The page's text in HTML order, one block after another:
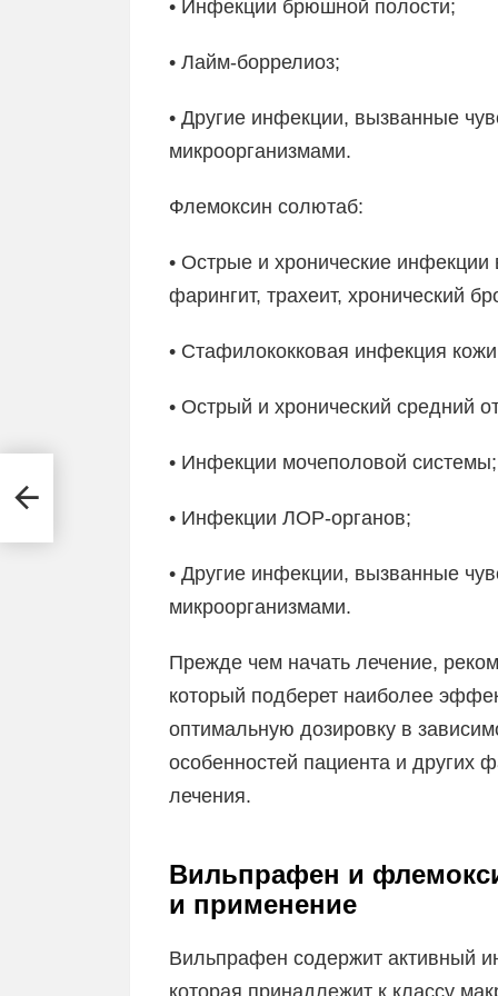
• Инфекции брюшной полости;
• Лайм-боррелиоз;
• Другие инфекции, вызванные
микроорганизмами.
Флемоксин солютаб:
• Острые и хронические инфекции
фарингит, трахеит, хронический
• Стафилококковая инфекция
• Острый и хронический средний
• Инфекции мочеполовой системы;
• Инфекции ЛОР-органов;
• Другие инфекции, вызванные
микроорганизмами.
Прежде чем начать лечение,
который подберет наиболее
оптимальную дозировку в
особенностей пациента и других
лечения.
Вильпрафен и
и применение
Вильпрафен содержит активный
которая принадлежит к классу